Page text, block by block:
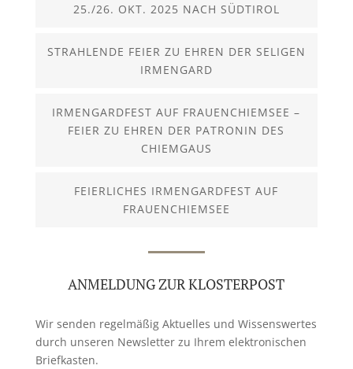
25./26. OKT. 2025 NACH SÜDTIROL
STRAHLENDE FEIER ZU EHREN DER SELIGEN
IRMENGARD
IRMENGARDFEST AUF FRAUENCHIEMSEE –
FEIER ZU EHREN DER PATRONIN DES
CHIEMGAUS
FEIERLICHES IRMENGARDFEST AUF
FRAUENCHIEMSEE
ANMELDUNG ZUR KLOSTERPOST
Wir senden regelmäßig Aktuelles und Wissenswertes
durch unseren Newsletter zu Ihrem elektronischen
Briefkasten.